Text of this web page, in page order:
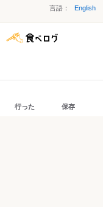
言語： English
行った 保存